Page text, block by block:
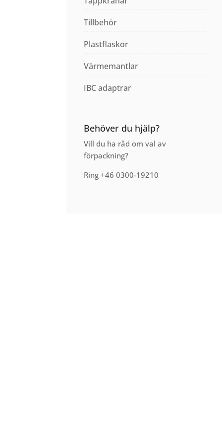
Tillbehör
Plastflaskor
Värmemantlar
IBC adaptrar
Behöver du hjälp?
Vill du ha råd om val av
förpackning?
Ring +46 0300-19210